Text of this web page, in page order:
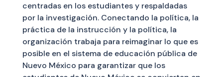
centradas en los estudiantes y respaldadas
por la investigación. Conectando la política, la
práctica de la instrucción y la política, la
organización trabaja para reimaginar lo que es
posible en el sistema de educación pública de
Nuevo México para garantizar que los